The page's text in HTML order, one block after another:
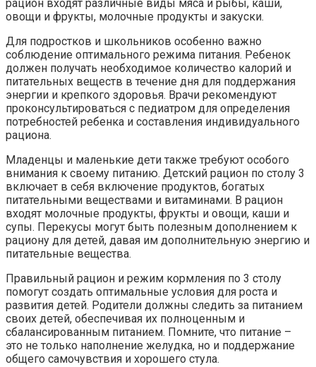
рацион входят различные виды мяса и рыбы, каши,
овощи и фрукты, молочные продукты и закуски.
Для подростков и школьников особенно важно
соблюдение оптимального режима питания. Ребенок
должен получать необходимое количество калорий и
питательных веществ в течение дня для поддержания
энергии и крепкого здоровья. Врачи рекомендуют
проконсультироваться с педиатром для определения
потребностей ребенка и составления индивидуального
рациона.
Младенцы и маленькие дети также требуют особого
внимания к своему питанию. Детский рацион по столу 3
включает в себя включение продуктов, богатых
питательными веществами и витаминами. В рацион
входят молочные продукты, фрукты и овощи, каши и
супы. Перекусы могут быть полезным дополнением к
рациону для детей, давая им дополнительную энергию и
питательные вещества.
Правильный рацион и режим кормления по 3 столу
помогут создать оптимальные условия для роста и
развития детей. Родители должны следить за питанием
своих детей, обеспечивая их полноценным и
сбалансированным питанием. Помните, что питание –
это не только наполнение желудка, но и поддержание
общего самочувствия и хорошего стула.